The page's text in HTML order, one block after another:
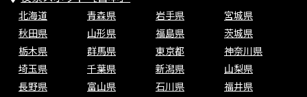
北海道 青森県 岩手県
宮城県
秋田県
山形県 福島県
茨城県
栃木県
群馬県 東京都
神奈川県
埼玉県
千葉県 新潟県
山梨県
長野県
富山県 石川県
福井県